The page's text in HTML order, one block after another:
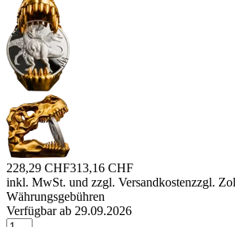
228,29 CHF313,16 CHF
inkl. MwSt. und zzgl. Versandkostenzzgl.
Währungsgebühren
Verfügbar ab 29.09.2026